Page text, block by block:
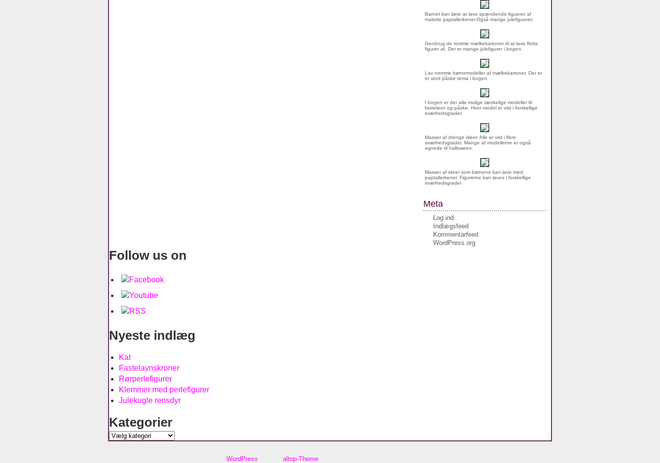
Barnet kan lære at lave spændende figuerer af
malede paptallerkener.Også mange julefiguerer.
Genbrug de tomme mælkekartoner til at lave flotte
figurer af. Der er mange julefigurer i bogen.
Lav nemme børnemodeller af mælkekartoner. Der er
et stort påske tema i bogen.
I bogen er der alle mulige tænkelige modeller til
fastelavn og påske. Hver model er vist i forskellige
sværhedsgrader.
Masser af drenge ideer. Alle er vist i flere
sværhedsgrader. Mange af modellerne er også
egnede til halloween.
Masser af ideer som børnene kan lave med
paptallerkener. Figurerne kan laves i forskellige
sværhedsgrader
Meta
Log ind
Indlægsfeed
Kommentarfeed
WordPress.org
Follow us on
Nyeste indlæg
Kat
Fastelavnskroner
Rørperlefigurer
Klemmer med perlefigurer
Julekugle rensdyr
Kategorier
Kategorier
WordPress altop-Theme